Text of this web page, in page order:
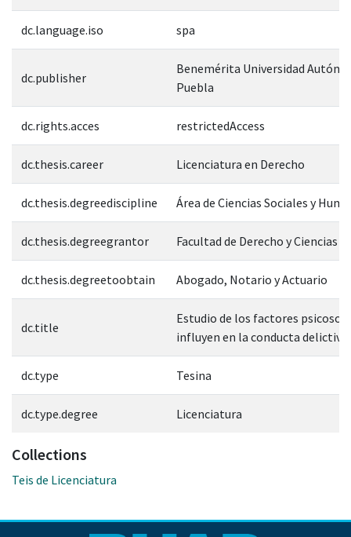
dc.language.iso spa
dc.publisher
Benemérita Universidad
Puebla
dc.rights.acces restrictedAccess
dc.thesis.career Licenciatura en Derecho
dc.thesis.degreediscipline Área de Ciencias Sociales y
dc.thesis.degreegrantor Facultad de Derecho y Ciencias
dc.thesis.degreetoobtain Abogado, Notario y Actuario
dc.title
Estudio de los factores
influyen en la conducta delictiva
dc.type Tesina
dc.type.degree Licenciatura
Collections
Teis de Licenciatura